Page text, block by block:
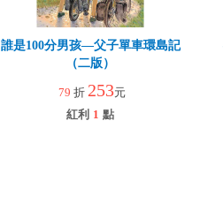
誰是100分男孩—父子單車環島記
（二版）
79 折 253元
紅利 1 點